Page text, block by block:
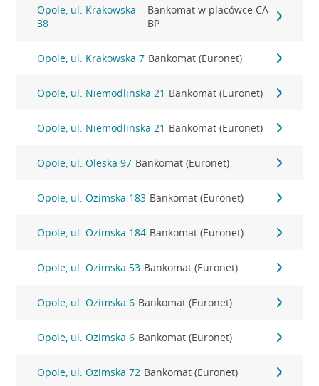
Opole, ul. Krakowska
38
Bankomat w placówce CA
BP
Opole, ul. Krakowska 7 Bankomat (Euronet)
Opole, ul. Niemodlińska 21 Bankomat (Euronet)
Opole, ul. Niemodlińska 21 Bankomat (Euronet)
Opole, ul. Oleska 97 Bankomat (Euronet)
Opole, ul. Ozimska 183 Bankomat (Euronet)
Opole, ul. Ozimska 184 Bankomat (Euronet)
Opole, ul. Ozimska 53 Bankomat (Euronet)
Opole, ul. Ozimska 6 Bankomat (Euronet)
Opole, ul. Ozimska 6 Bankomat (Euronet)
Opole, ul. Ozimska 72 Bankomat (Euronet)